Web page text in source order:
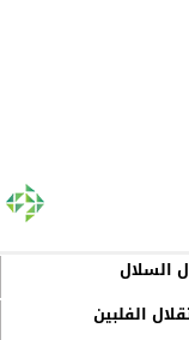
السلال
الفلبين